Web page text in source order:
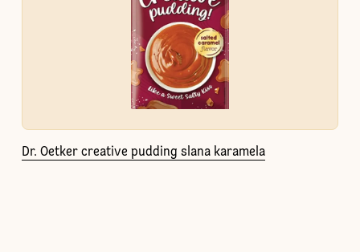
Dr. Oetker creative pudding slana karamela